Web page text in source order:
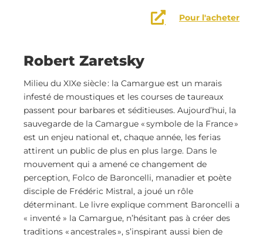
Pour l'acheter
Robert Zaretsky
Milieu du XIXe siècle : la Camargue est un marais
infesté de moustiques et les courses de taureaux
passent pour barbares et séditieuses. Aujourd’hui, la
sauvegarde de la Camargue « symbole de la France »
est un enjeu national et, chaque année, les ferias
attirent un public de plus en plus large. Dans le
mouvement qui a amené ce changement de
perception, Folco de Baroncelli, manadier et poète
disciple de Frédéric Mistral, a joué un rôle
déterminant. Le livre explique comment Baroncelli a
« inventé » la Camargue, n’hésitant pas à créer des
traditions « ancestrales », s’inspirant aussi bien de